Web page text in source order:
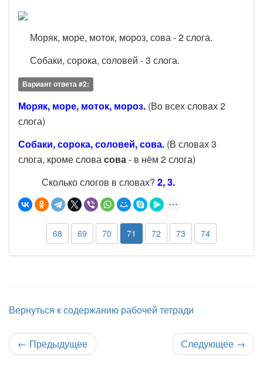
Моряк, море, моток, мороз, сова - 2 слога.
Собаки, сорока, соловей - 3 слога.
Вариант ответа #2:
Моряк, море, моток, мороз. (Во всех словах 2
слога)
Собаки, сорока, соловей, сова. (В словах 3
слога, кроме словасова- в нём 2 слога)
Сколько слогов в словах? 2, 3.
68 69 70 71 72 73 74
Вернуться к содержанию рабочей тетради
← Предыдущее Следующее →